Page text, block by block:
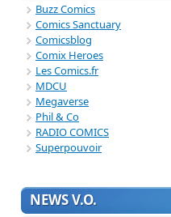
Buzz Comics
Comics Sanctuary
Comicsblog
Comix Heroes
Les Comics.fr
MDCU
Megaverse
Phil & Co
RADIO COMICS
Superpouvoir
NEWS V.O.